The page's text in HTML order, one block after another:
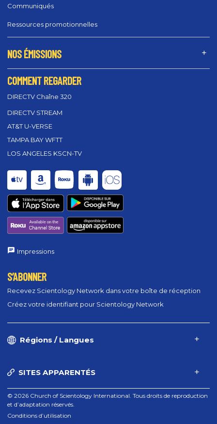
Communiqués
Ressources promotionnelles
NOS ÉMISSIONS
COMMENT REGARDER
DIRECTV Chaîne 320
DIRECTV STREAM
AT&T U-VERSE
TAMPA BAY WFTT
LOS ANGELES KSCN-TV
Impressions
S’ABONNER
Recevez Scientology Network dans votre boîte de réception
Créez votre identifiant pour Scientology Network
Régions / Langues
SITES APPARENTÉS
© 2026 Church of Scientology International. Tous droits de reproduction
et d’adaptation réservés.
Conditions d’utilisation